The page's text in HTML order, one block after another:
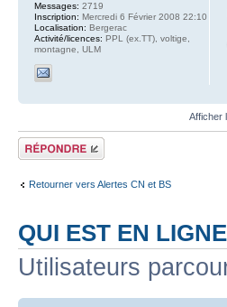
Messages: 2719
Inscription: Mercredi 6 Février 2008 22:10
Localisation: Bergerac
Activité/licences: PPL (ex.TT), voltige,
montagne, ULM
Afficher
Répondre
Retourner vers Alertes CN et BS
QUI EST EN LIGNE
Utilisateurs